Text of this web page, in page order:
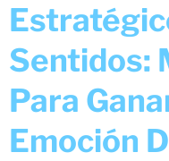
Sentidos:
Para
Emoción